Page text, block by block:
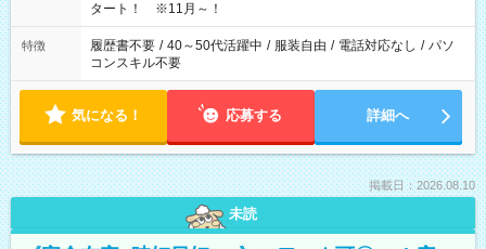
タート！ ※11月～！
特徴 履歴書不要 / 40～50代活躍中 / 服装自由 / 電話対応なし / パソ
コンスキル不要
気になる！ 応募する 詳細へ
掲載日：2026.08.10
未読